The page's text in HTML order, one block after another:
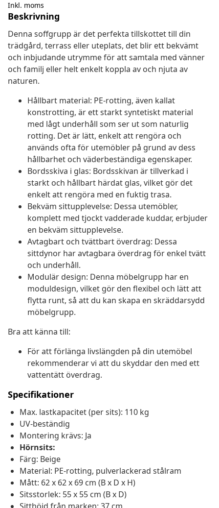
Inkl. moms
Beskrivning
Denna soffgrupp är det perfekta tillskottet till din
trädgård, terrass eller uteplats, det blir ett bekvämt
och inbjudande utrymme för att samtala med vänner
och familj eller helt enkelt koppla av och njuta av
naturen.
Hållbart material: PE-rotting, även kallat
konstrotting, är ett starkt syntetiskt material
med lågt underhåll som ser ut som naturlig
rotting. Det är lätt, enkelt att rengöra och
används ofta för utemöbler på grund av dess
hållbarhet och väderbeständiga egenskaper.
Bordsskiva i glas: Bordsskivan är tillverkad i
starkt och hållbart härdat glas, vilket gör det
enkelt att rengöra med en fuktig trasa.
Bekväm sittupplevelse: Dessa utemöbler,
komplett med tjockt vadderade kuddar, erbjuder
en bekväm sittupplevelse.
Avtagbart och tvättbart överdrag: Dessa
sittdynor har avtagbara överdrag för enkel tvätt
och underhåll.
Modulär design: Denna möbelgrupp har en
moduldesign, vilket gör den flexibel och lätt att
flytta runt, så att du kan skapa en skräddarsydd
möbelgrupp.
Bra att känna till:
För att förlänga livslängden på din utemöbel
rekommenderar vi att du skyddar den med ett
vattentätt överdrag.
Specifikationer
Max. lastkapacitet (per sits): 110 kg
UV-beständig
Montering krävs: Ja
Hörnsits:
Färg: Beige
Material: PE-rotting, pulverlackerad stålram
Mått: 62 x 62 x 69 cm (B x D x H)
Sitsstorlek: 55 x 55 cm (B x D)